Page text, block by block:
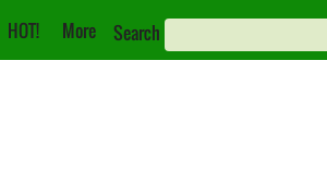
HOT! More Search